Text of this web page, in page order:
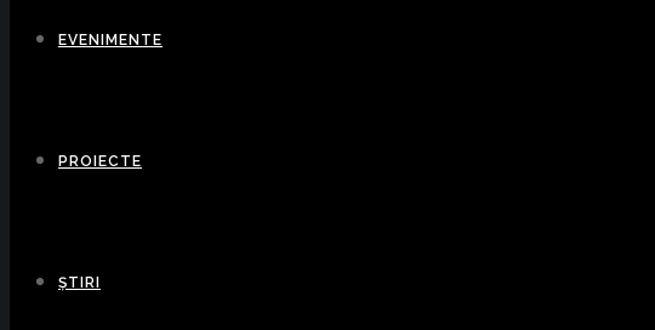
EVENIMENTE
PROIECTE
ȘTIRI